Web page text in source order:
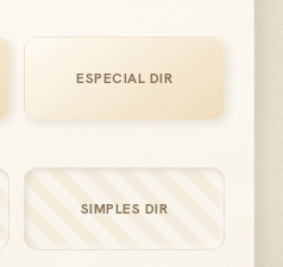
ESPECIAL DIR
SIMPLES DIR